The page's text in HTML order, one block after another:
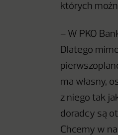
których
– W PKO
Dlatego
ma własny,
z niego tak
doradcy są
Chcemy w